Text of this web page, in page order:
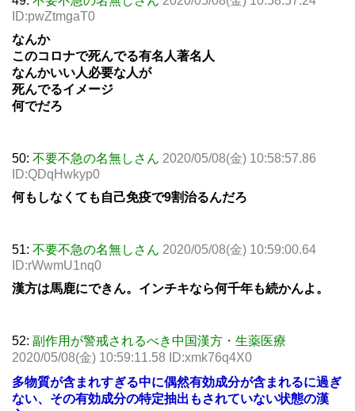
ID:pwZtmgaT0
なんか
このコロナで死んでる有名人著名人
なんかいい人必要な人が
死んでるイメージ
何でだろ
50: 不要不急の名無しさん 2020/05/08(金) 10:58:57.86
ID:QDqHwkyp0
何もしなくても自己免疫で9割治るんだろ
51: 不要不急の名無しさん 2020/05/08(金) 10:59:00.64
ID:rWwmU1nq0
漢方は馬鹿にできん。インチキなら何千年も続かんよ。
52: 副作用が警戒されるべき中国漢方・生薬医療
2020/05/08(金) 10:59:11.58 ID:xmk76q4X0
多物質が含まれすぎる中に偶然有効成分が含まれるに過ぎ
ない、その有効成分の特定抽出もされていない状態の漢